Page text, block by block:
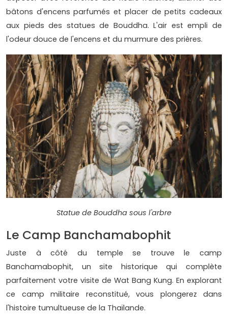
bâtons d'encens parfumés et placer de petits cadeaux
aux pieds des statues de Bouddha. L'air est empli de
l'odeur douce de l'encens et du murmure des prières.
Statue de Bouddha sous l'arbre
Le Camp Banchamabophit
Juste à côté du temple se trouve le camp
Banchamabophit, un site historique qui complète
parfaitement votre visite de Wat Bang Kung. En explorant
ce camp militaire reconstitué, vous plongerez dans
l'histoire tumultueuse de la Thaïlande.